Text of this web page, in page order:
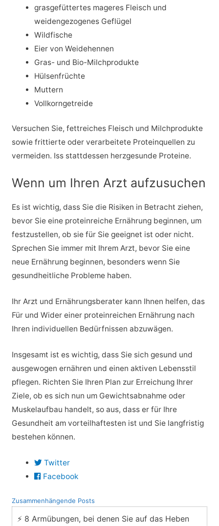
grasgefüttertes mageres Fleisch und
weidengezogenes Geflügel
Wildfische
Eier von Weidehennen
Gras- und Bio-Milchprodukte
Hülsenfrüchte
Muttern
Vollkorngetreide
Versuchen Sie, fettreiches Fleisch und Milchprodukte
sowie frittierte oder verarbeitete Proteinquellen zu
vermeiden. Iss stattdessen herzgesunde Proteine.
Wenn um Ihren Arzt aufzusuchen
Es ist wichtig, dass Sie die Risiken in Betracht ziehen,
bevor Sie eine proteinreiche Ernährung beginnen, um
festzustellen, ob sie für Sie geeignet ist oder nicht.
Sprechen Sie immer mit Ihrem Arzt, bevor Sie eine
neue Ernährung beginnen, besonders wenn Sie
gesundheitliche Probleme haben.
Ihr Arzt und Ernährungsberater kann Ihnen helfen, das
Für und Wider einer proteinreichen Ernährung nach
Ihren individuellen Bedürfnissen abzuwägen.
Insgesamt ist es wichtig, dass Sie sich gesund und
ausgewogen ernähren und einen aktiven Lebensstil
pflegen. Richten Sie Ihren Plan zur Erreichung Ihrer
Ziele, ob es sich nun um Gewichtsabnahme oder
Muskelaufbau handelt, so aus, dass er für Ihre
Gesundheit am vorteilhaftesten ist und Sie langfristig
bestehen können.
Twitter
Facebook
Zusammenhängende Posts
⚡ 8 Armübungen, bei denen Sie auf das Heben